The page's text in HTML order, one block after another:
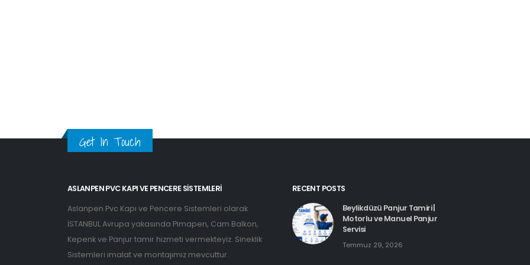
Get In Touch
ASLANPEN PVC KAPI VE PENCERE SISTEMLERI
Aslanpen Pvc Kapı ve Pencere Sistemleri olarak
İSTANBUL Avrupa yakasında Pimapen, Cam Balkon,
Kepenk ve Panjur tamir hizmeti vermekteyiz. Sineklik
Sistemleri imalat ve montajımız mevcuttur.
RECENT POSTS
Beylikdüzü Panjur Tamiri |
Motorlu ve Manuel Panjur
Servisi
Temmuz 29, 2026